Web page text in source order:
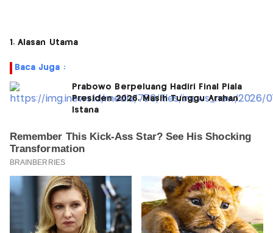
1. Alasan Utama
Baca Juga :
Prabowo Berpeluang Hadiri Final Piala
Presiden 2026, Masih Tunggu Arahan
Istana